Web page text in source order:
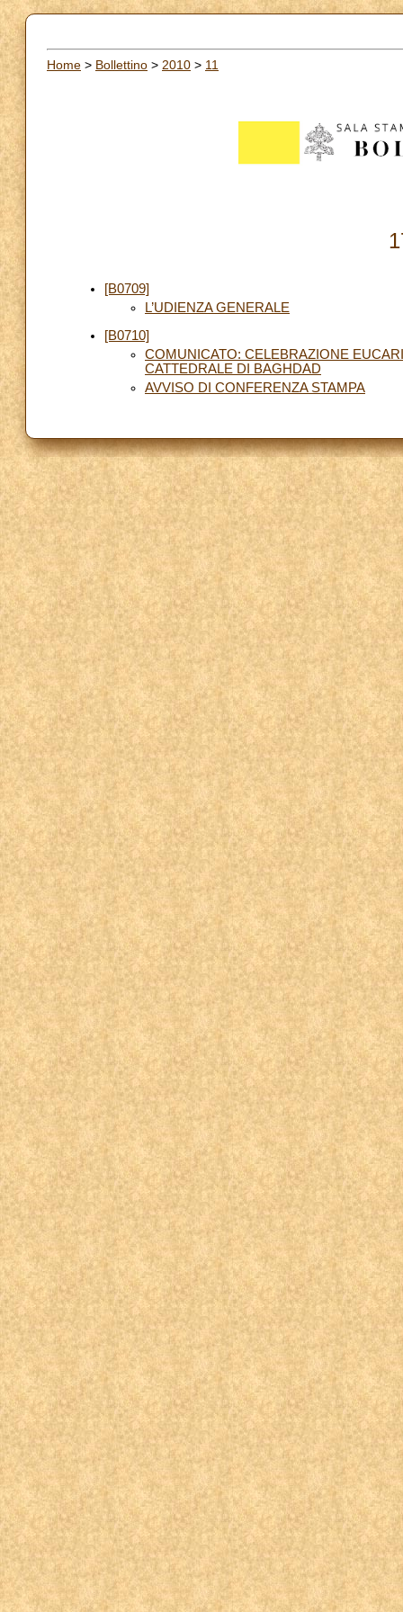
Home > Bollettino > 2010 > 11
[B0709]
L’UDIENZA GENERALE
[B0710]
COMUNICATO: CELEBRAZIONE
CATTEDRALE DI BAGHDAD
AVVISO DI CONFERENZA STAMPA